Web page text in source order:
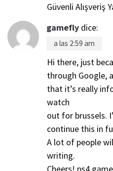
Güvenli Alışveriş
gamefly dice:
a las 2:59 am
Hi there, just
through Google,
that it’s really
watch
out for brussels.
continue this in
A lot of people
writing.
Cheers! ps4